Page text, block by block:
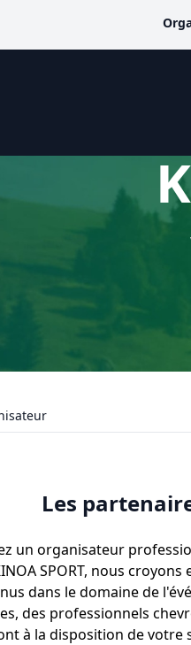
Les
un organisateur
SPORT, nous
dans le domaine de
des professionnels
à la disposition de votre